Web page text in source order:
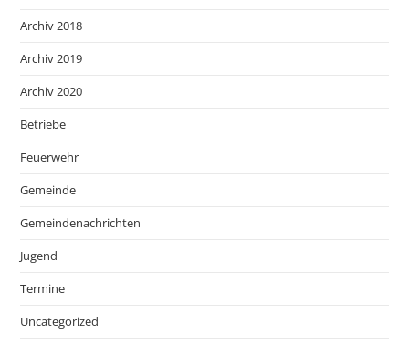
Archiv 2018
Archiv 2019
Archiv 2020
Betriebe
Feuerwehr
Gemeinde
Gemeindenachrichten
Jugend
Termine
Uncategorized